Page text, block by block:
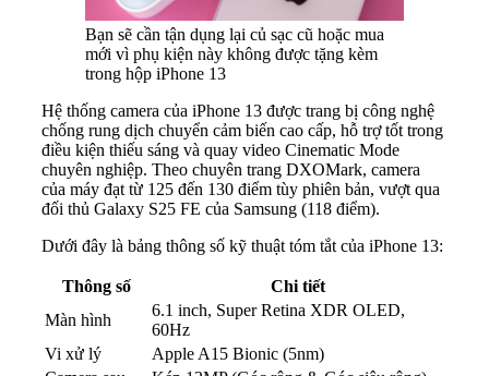
Bạn sẽ cần tận dụng lại củ sạc cũ hoặc mua
mới vì phụ kiện này không được tặng kèm
trong hộp iPhone 13
Hệ thống camera của iPhone 13 được trang bị công nghệ
chống rung dịch chuyển cảm biến cao cấp, hỗ trợ tốt trong
điều kiện thiếu sáng và quay video Cinematic Mode
chuyên nghiệp. Theo chuyên trang DXOMark, camera
của máy đạt từ 125 đến 130 điểm tùy phiên bản, vượt qua
đối thủ Galaxy S25 FE của Samsung (118 điểm).
Dưới đây là bảng thông số kỹ thuật tóm tắt của iPhone 13:
Thông số
Chi tiết
Màn hình
6.1 inch, Super Retina XDR OLED,
60Hz
Vi xử lý
Apple A15 Bionic (5nm)